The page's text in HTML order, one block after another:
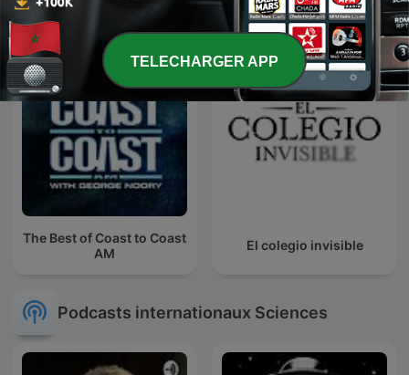
The Best of Coast to Coast
AM
El colegio invisible
Podcasts internationaux Sciences
TELECHARGER APP